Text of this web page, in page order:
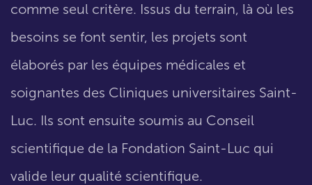
comme seul critère. Issus du terrain, là où les
besoins se font sentir, les projets sont
élaborés par les équipes médicales et
soignantes des Cliniques universitaires Saint-
Luc. Ils sont ensuite soumis au Conseil
scientifique de la Fondation Saint-Luc qui
valide leur qualité scientifique.